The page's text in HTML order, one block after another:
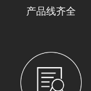
产品线齐全